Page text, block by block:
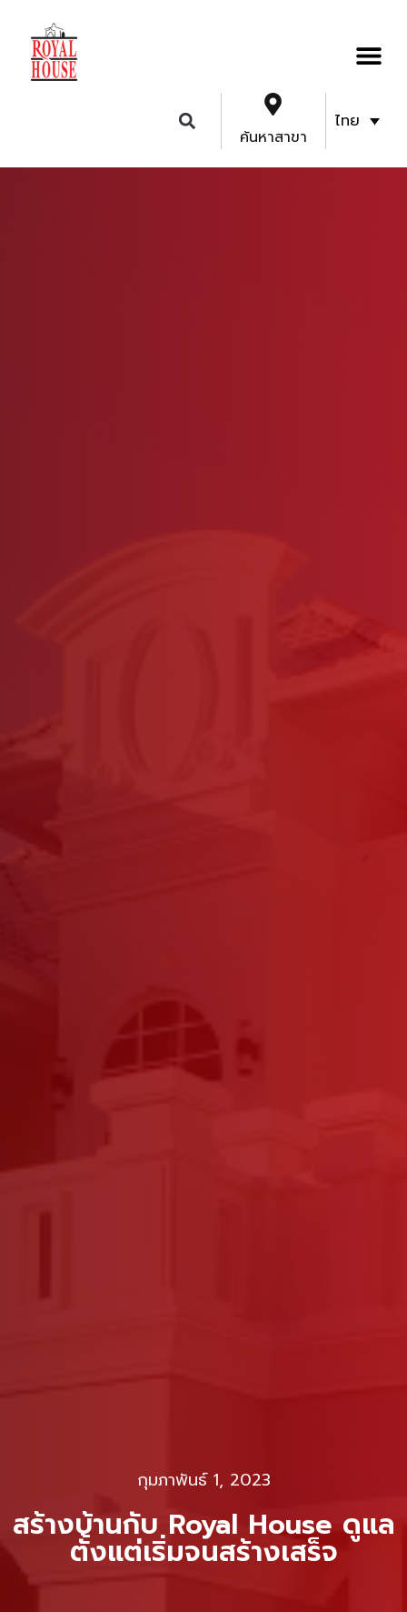
ค้นหาสาขา
ไทย
กุมภาพันธ์ 1, 2023
สร้างบ้านกับ Royal House ดูแล
ตั้งแต่เริ่มจนสร้างเสร็จ